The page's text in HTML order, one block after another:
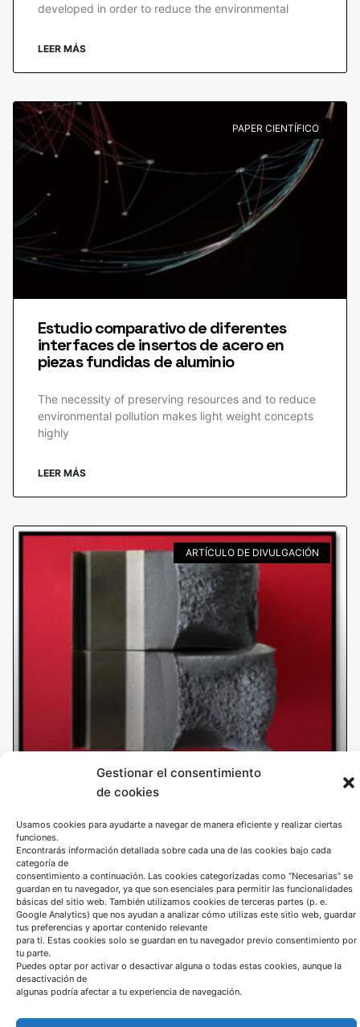
Gestionar el consentimiento
de cookies
Usamos cookies para ayudarte a navegar de manera eficiente y realizar ciertas
funciones.
Encontrarás información detallada sobre cada una de las cookies bajo cada
categoría de
consentimiento a continuación. Las cookies categorizadas como “Necesarias” se
guardan en tu navegador, ya que son esenciales para permitir las funcionalidades
básicas del sitio web. También utilizamos cookies de terceras partes (p. e.
Google Analytics) que nos ayudan a analizar cómo utilizas este sitio web, guardar
tus preferencias y aportar contenido relevante
para ti. Estas cookies solo se guardan en tu navegador previo consentimiento por
tu parte.
Puedes optar por activar o desactivar alguna o todas estas cookies, aunque la
desactivación de
algunas podría afectar a tu experiencia de navegación.
developed in order to reduce the environmental
LEER MÁS
PAPER CIENTÍFICO
Estudio comparativo de diferentes
interfaces de insertos de acero en
piezas fundidas de aluminio
The necessity of preserving resources and to reduce
environmental pollution makes light weight concepts
highly
LEER MÁS
ARTÍCULO DE DIVULGACIÓN
Efecto del tratamiento térmico post
soldeo sobre la tenacidad a fractura de
una unión soldada
La serie de normas UNE-EN ISO 9000 clasifican los
procesos de soldeo como procesos especiales,
LEER MÁS